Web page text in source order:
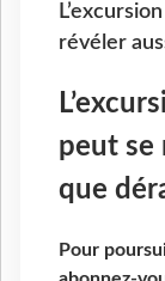
révéler
peut se
que
Pour